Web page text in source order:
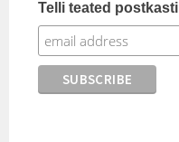
Telli teated postkasti